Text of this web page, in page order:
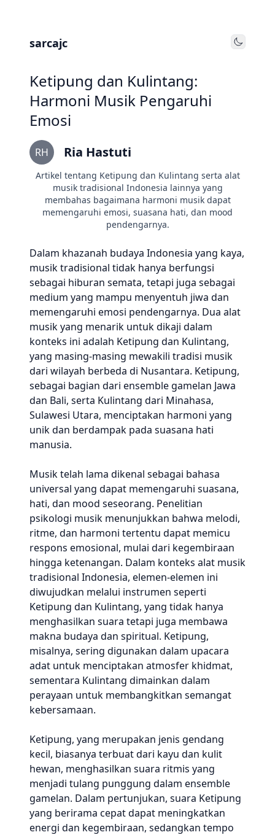
sarcajc Toggle
Ketipung dan Kulintang:
Harmoni Musik Pengaruhi
Emosi
RH Ria Hastuti
Artikel tentang Ketipung dan Kulintang serta alat
musik tradisional Indonesia lainnya yang
membahas bagaimana harmoni musik dapat
memengaruhi emosi, suasana hati, dan mood
pendengarnya.
Dalam khazanah budaya Indonesia yang kaya,
musik tradisional tidak hanya berfungsi
sebagai hiburan semata, tetapi juga sebagai
medium yang mampu menyentuh jiwa dan
memengaruhi emosi pendengarnya. Dua alat
musik yang menarik untuk dikaji dalam
konteks ini adalah Ketipung dan Kulintang,
yang masing-masing mewakili tradisi musik
dari wilayah berbeda di Nusantara. Ketipung,
sebagai bagian dari ensemble gamelan Jawa
dan Bali, serta Kulintang dari Minahasa,
Sulawesi Utara, menciptakan harmoni yang
unik dan berdampak pada suasana hati
manusia.
Musik telah lama dikenal sebagai bahasa
universal yang dapat memengaruhi suasana,
hati, dan mood seseorang. Penelitian
psikologi musik menunjukkan bahwa melodi,
ritme, dan harmoni tertentu dapat memicu
respons emosional, mulai dari kegembiraan
hingga ketenangan. Dalam konteks alat musik
tradisional Indonesia, elemen-elemen ini
diwujudkan melalui instrumen seperti
Ketipung dan Kulintang, yang tidak hanya
menghasilkan suara tetapi juga membawa
makna budaya dan spiritual. Ketipung,
misalnya, sering digunakan dalam upacara
adat untuk menciptakan atmosfer khidmat,
sementara Kulintang dimainkan dalam
perayaan untuk membangkitkan semangat
kebersamaan.
Ketipung, yang merupakan jenis gendang
kecil, biasanya terbuat dari kayu dan kulit
hewan, menghasilkan suara ritmis yang
menjadi tulang punggung dalam ensemble
gamelan. Dalam pertunjukan, suara Ketipung
yang berirama cepat dapat meningkatkan
energi dan kegembiraan, sedangkan tempo